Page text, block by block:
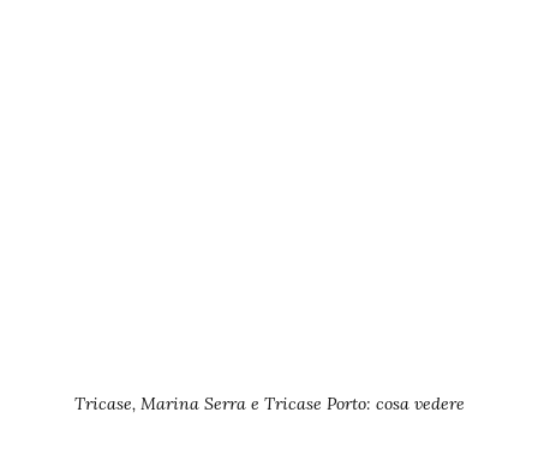
Tricase, Marina Serra e Tricase Porto: cosa vedere